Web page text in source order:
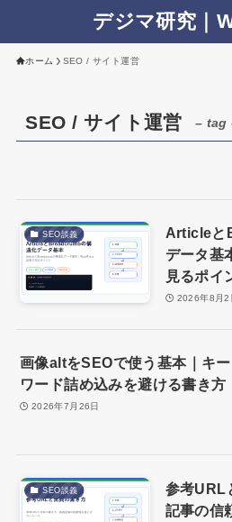
デジマ研究｜
ホーム SEO / サイト運営
SEO / サイト運営 – tag
SEO談義
Articleと
データ基
見るポイ
2026年8月2
画像altをSEOで使う基本｜キー
ワード詰め込みを避ける書き方
2026年7月26日
SEO談義
参考URL
記事の信